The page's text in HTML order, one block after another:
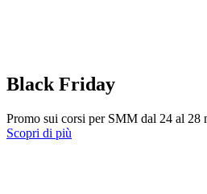
Black Friday
Promo sui corsi per SMM dal 24 al 28
Scopri di più